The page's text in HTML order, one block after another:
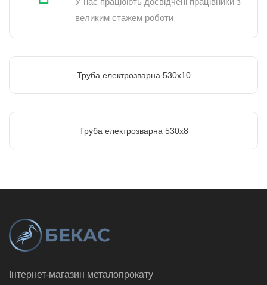
великим стажем роботи
Труба електрозварна 530х10
Труба електрозварна 530х8
Інтернет-магазин металопрокату